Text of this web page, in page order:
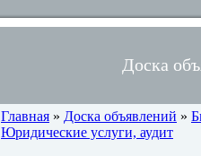
Доска
Главная » Доска объявлений »
Юридические услуги, аудит